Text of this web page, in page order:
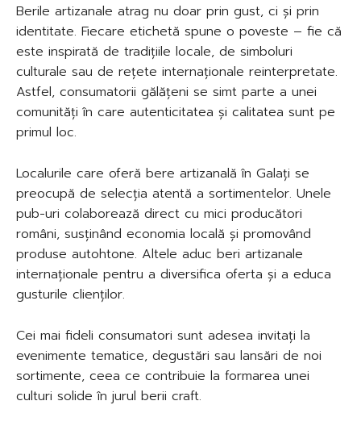
Berile artizanale atrag nu doar prin gust, ci și prin
identitate. Fiecare etichetă spune o poveste – fie că
este inspirată de tradițiile locale, de simboluri
culturale sau de rețete internaționale reinterpretate.
Astfel, consumatorii gălățeni se simt parte a unei
comunități în care autenticitatea și calitatea sunt pe
primul loc.
Localurile care oferă bere artizanală în Galați se
preocupă de selecția atentă a sortimentelor. Unele
pub-uri colaborează direct cu mici producători
români, susținând economia locală și promovând
produse autohtone. Altele aduc beri artizanale
internaționale pentru a diversifica oferta și a educa
gusturile clienților.
Cei mai fideli consumatori sunt adesea invitați la
evenimente tematice, degustări sau lansări de noi
sortimente, ceea ce contribuie la formarea unei
culturi solide în jurul berii craft.